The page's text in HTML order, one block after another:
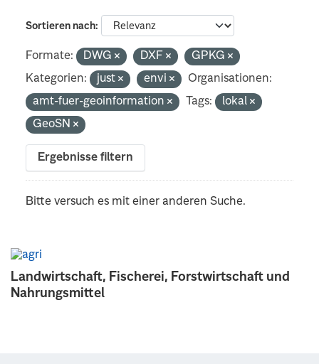
Landwirtschaft, Fischerei, Forstwirtschaft und
Nahrungsmittel
Sortieren nach
Formate: DWG DXF
GPKG
Kategorien:
just envi
Organisationen:
amt-fuer-geoinformation
Tags:
lokal
GeoSN
Ergebnisse filtern
Bitte versuch es mit einer anderen Suche.